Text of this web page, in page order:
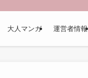
大人マンガ 運営者情報